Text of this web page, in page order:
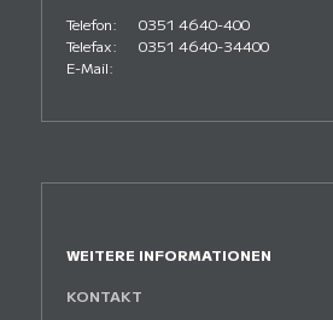
Telefon:
0351 4640-400
Telefax:
0351 4640-34400
E-Mail:
WEITERE INFORMATIONEN
KONTAKT